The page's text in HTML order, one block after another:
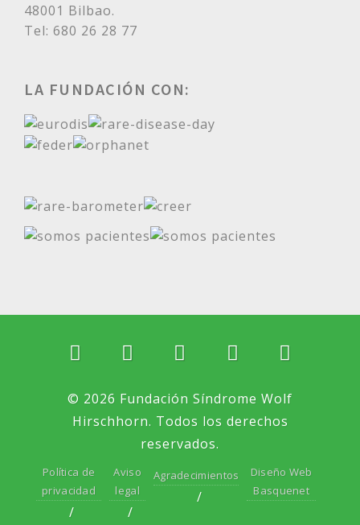
48001 Bilbao.
Tel: 680 26 28 77
LA FUNDACIÓN CON:
© 2026 Fundación Síndrome Wolf
Hirschhorn. Todos los derechos
reservados.
Política de
privacidad
Aviso
legal
Agradecimientos
Diseño Web
Basquenet